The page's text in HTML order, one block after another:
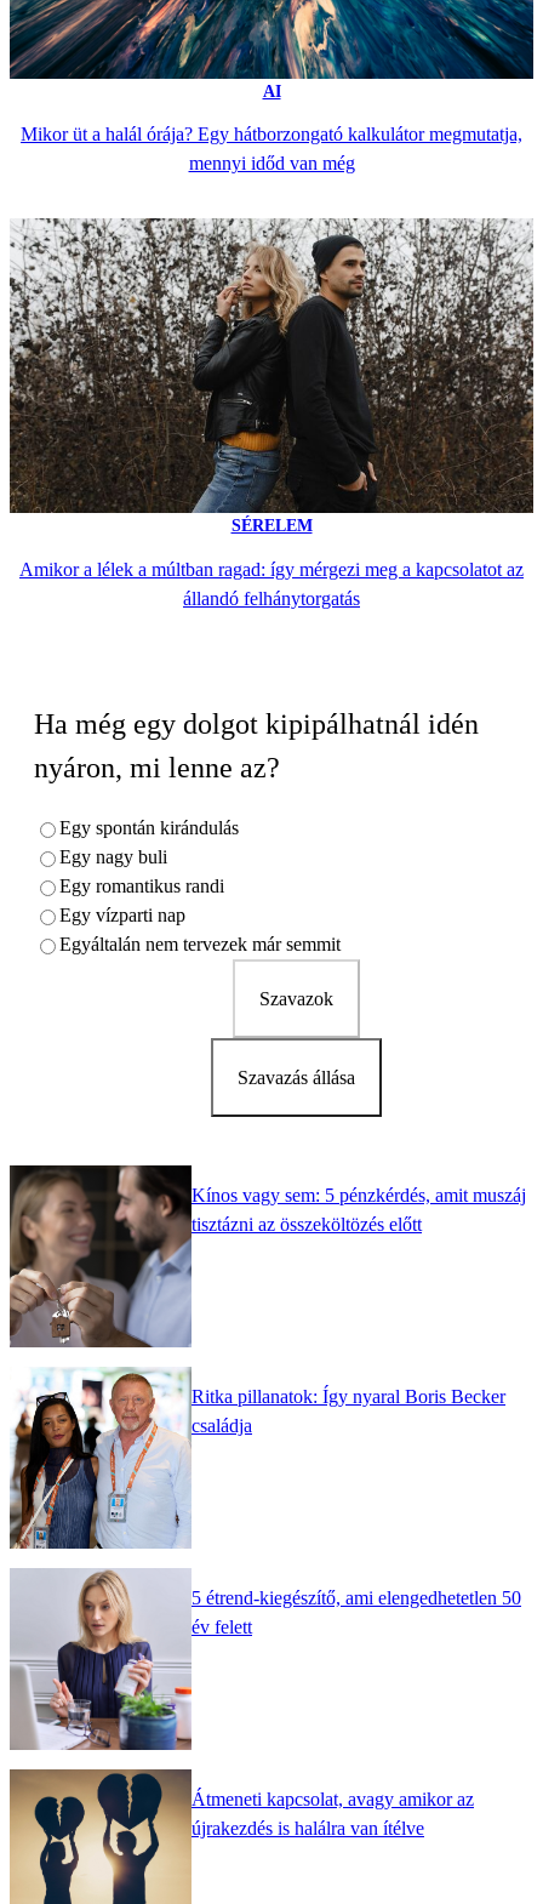
AI
Mikor üt a halál órája? Egy hátborzongató kalkulátor megmutatja,
mennyi időd van még
SÉRELEM
Amikor a lélek a múltban ragad: így mérgezi meg a kapcsolatot az
állandó felhánytorgatás
Ha még egy dolgot kipipálhatnál idén
nyáron, mi lenne az?
Egy spontán kirándulás
Egy nagy buli
Egy romantikus randi
Egy vízparti nap
Egyáltalán nem tervezek már semmit
Szavazok
Szavazás állása
Kínos vagy sem: 5 pénzkérdés, amit muszáj
tisztázni az összeköltözés előtt
Ritka pillanatok: Így nyaral Boris Becker
családja
5 étrend-kiegészítő, ami elengedhetetlen 50
év felett
Átmeneti kapcsolat, avagy amikor az
újrakezdés is halálra van ítélve